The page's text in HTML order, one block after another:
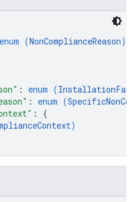
enum (NonComplianceReason)
: enum (
: enum (
: {
)